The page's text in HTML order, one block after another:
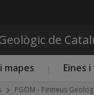
de
mapes Eines
PGOM - Pirineus